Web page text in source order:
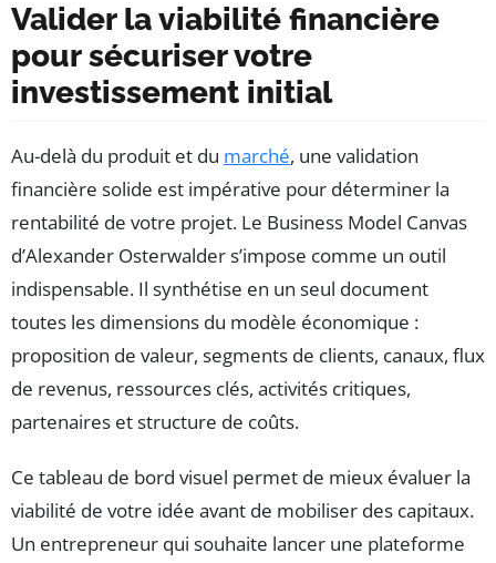
Valider la viabilité financière
pour sécuriser votre
investissement initial
Au-delà du produit et du marché, une validation
financière solide est impérative pour déterminer la
rentabilité de votre projet. Le Business Model Canvas
d’Alexander Osterwalder s’impose comme un outil
indispensable. Il synthétise en un seul document
toutes les dimensions du modèle économique :
proposition de valeur, segments de clients, canaux, flux
de revenus, ressources clés, activités critiques,
partenaires et structure de coûts.
Ce tableau de bord visuel permet de mieux évaluer la
viabilité de votre idée avant de mobiliser des capitaux.
Un entrepreneur qui souhaite lancer une plateforme